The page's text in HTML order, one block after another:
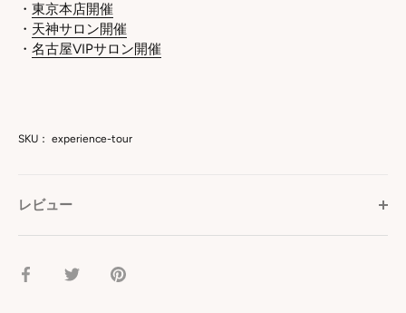
・ 東京本店開催
・ 天神サロン開催
・ 名古屋VIPサロン開催
SKU： experience-tour
レビュー
facebookTwitterpinterest